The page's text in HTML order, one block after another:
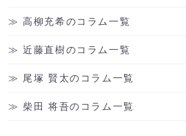
高柳充希のコラム一覧
近藤直樹のコラム一覧
尾塚 賢太のコラム一覧
柴田 将吾のコラム一覧